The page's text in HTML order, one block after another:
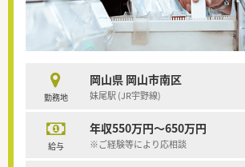
勤務地
岡山県 岡山市南区
妹尾駅 (JR宇野線)
給与
年収550万円～650万円
※ご経験等により応相談